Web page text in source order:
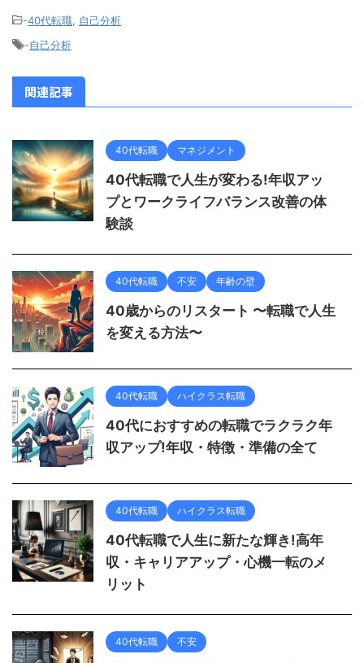
-40代転職 自己分析
-自己分析
関連記事
40代転職 マネジメント
40代転職で人生が変わる!年収アッ
プとワークライフバランス改善の体
験談
40代転職 不安 年齢の壁
40歳からのリスタート 〜転職で人生
を変える方法〜
40代転職 ハイクラス転職
40代におすすめの転職でラクラク年
収アップ!年収・特徴・準備の全て
40代転職 ハイクラス転職
40代転職で人生に新たな輝き!高年
収・キャリアアップ・心機一転のメ
リット
40代転職 不安